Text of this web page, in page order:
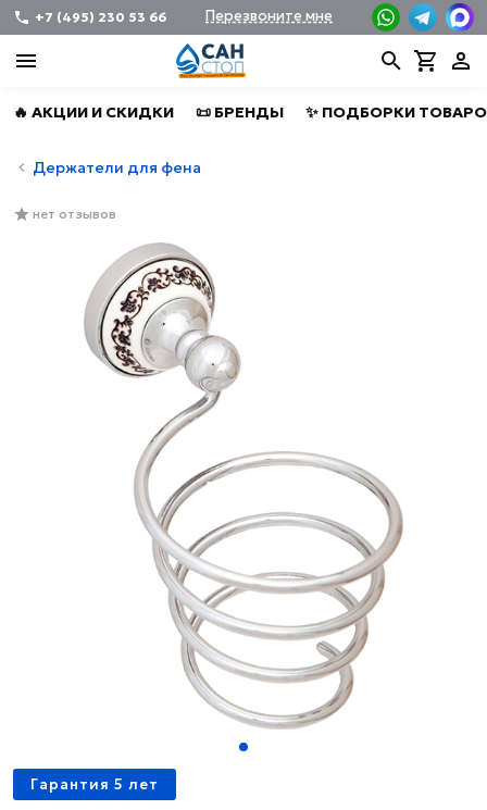
+7 (495) 230 53 66 Перезвоните мне
🔥 АКЦИИ И СКИДКИ 📜 БРЕНДЫ ✨ ПОДБОРКИ
Держатели для фена
нет отзывов
Гарантия 5 лет